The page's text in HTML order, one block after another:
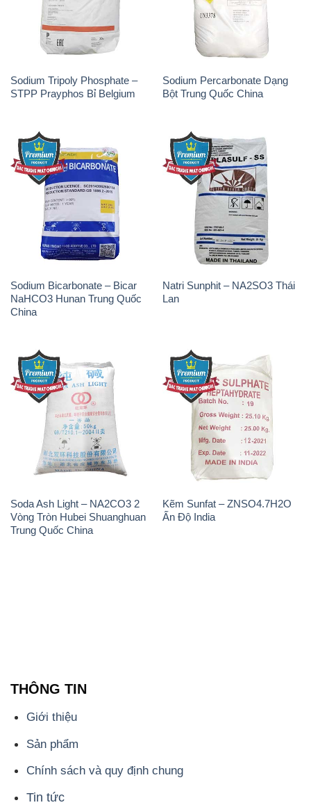
Sodium Tripoly Phosphate –
STPP Prayphos Bỉ Belgium
Sodium Percarbonate Dạng
Bột Trung Quốc China
Sodium Bicarbonate – Bicar
NaHCO3 Hunan Trung Quốc
China
Natri Sunphit – NA2SO3 Thái
Lan
Soda Ash Light – NA2CO3 2
Vòng Tròn Hubei Shuanghuan
Trung Quốc China
Kẽm Sunfat – ZNSO4.7H2O
Ấn Độ India
THÔNG TIN
Giới thiệu
Sản phẩm
Chính sách và quy định chung
Tin tức